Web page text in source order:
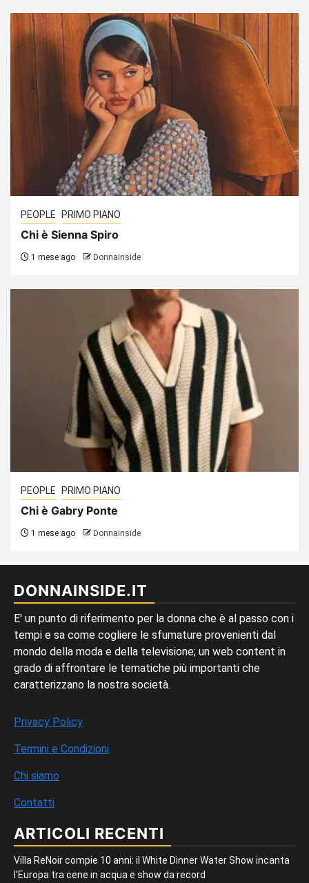
PEOPLE PRIMO PIANO
Chi è Sienna Spiro
1 mese ago Donnainside
PEOPLE PRIMO PIANO
Chi è Gabry Ponte
1 mese ago Donnainside
DONNAINSIDE.IT
E' un punto di riferimento per la donna che è al passo con i
tempi e sa come cogliere le sfumature provenienti dal
mondo della moda e della televisione; un web content in
grado di affrontare le tematiche più importanti che
caratterizzano la nostra società.
Privacy Policy
Termini e Condizioni
Chi siamo
Contatti
ARTICOLI RECENTI
Villa ReNoir compie 10 anni: il White Dinner Water Show incanta
l’Europa tra cene in acqua e show da record